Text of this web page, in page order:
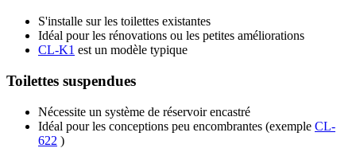
S'installe sur les toilettes existantes
Idéal pour les rénovations ou les petites améliorations
CL-K1 est un modèle typique
Toilettes suspendues
Nécessite un système de réservoir encastré
Idéal pour les conceptions peu encombrantes (exemple CL-
622 )